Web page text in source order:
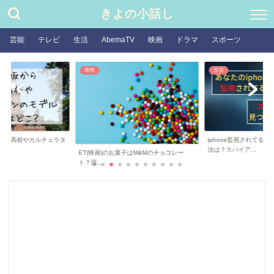
きよの小話し
芸能 テレビ 生活 AbemaTV 映画 ドラマ スポーツ
生活
iphone監視されてるかどうか確かめる方
法は？スパイア...
芸能
ぷりあでぃす玲奈の素
などのwikiプロ...